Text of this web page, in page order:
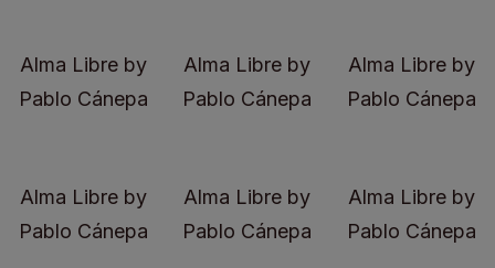
Alma Libre by
Pablo Cánepa
Alma Libre by
Pablo Cánepa
Alma Libre by
Pablo Cánepa
Alma Libre by
Pablo Cánepa
Alma Libre by
Pablo Cánepa
Alma Libre by
Pablo Cánepa